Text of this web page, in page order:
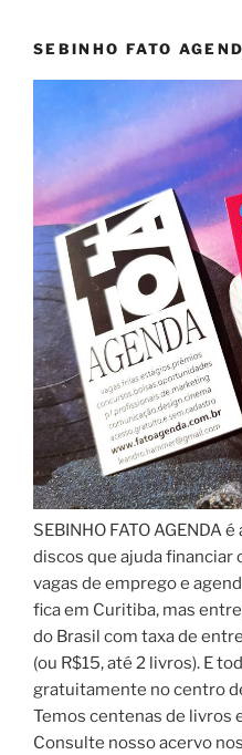
SEBINHO FATO
SEBINHO FATO AGENDA
discos que ajuda financiar
vagas de emprego e
fica em Curitiba, mas
do Brasil com taxa de
(ou R$15, até 2 livros). E
gratuitamente no centro
Temos centenas de livros
Consulte nosso acervo